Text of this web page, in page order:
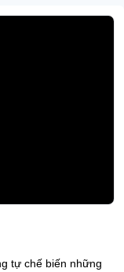
tự chế biến những